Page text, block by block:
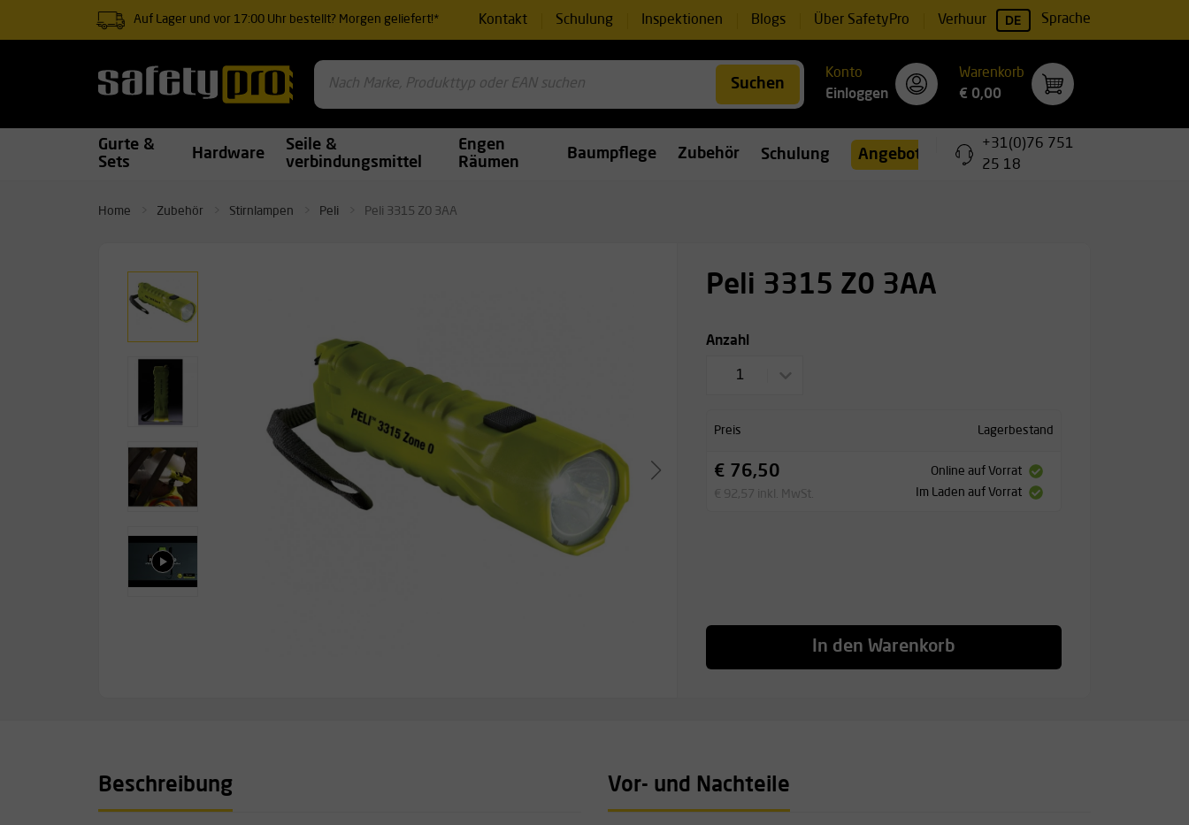
Auf Lager und vor 17:00 Uhr bestellt? Morgen geliefert!* Kontakt Schulung Inspektionen Blogs Über SafetyPro Verhuur DE Sprache
Suchen
Konto
Einloggen
Warenkorb
€ 0,00
Gurte &
Sets
Hardware
Seile &
verbindungsmittel
Engen
Räumen
Baumpflege Zubehör Schulungen Angebote
+31(0)76 751
25 18
Home Zubehör Stirnlampen Peli Peli 3315 Z0 3AA
Peli 3315 Z0 3AA
Anzahl
1
Preis Lagerbestand
€ 76,50
€ 92,57 inkl. MwSt.
Online auf Vorrat
Im Laden auf Vorrat
In den Warenkorb
Beschreibung Vor- und Nachteile